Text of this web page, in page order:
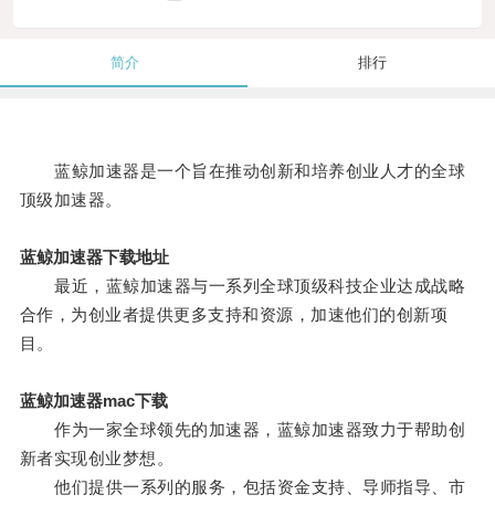
简介 排行
蓝鲸加速器是一个旨在推动创新和培养创业人才的全球
顶级加速器。
蓝鲸加速器下载地址
最近，蓝鲸加速器与一系列全球顶级科技企业达成战略
合作，为创业者提供更多支持和资源，加速他们的创新项
目。
蓝鲸加速器mac下载
作为一家全球领先的加速器，蓝鲸加速器致力于帮助创
新者实现创业梦想。
他们提供一系列的服务，包括资金支持、导师指导、市